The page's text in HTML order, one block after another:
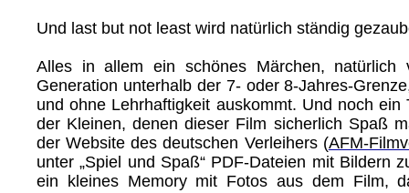
Und last but not least wird natürlich ständig
Alles in allem ein schönes Märchen,
Generation unterhalb der 7- oder 8-Jahres-
und ohne Lehrhaftigkeit auskommt. Und noch ein
der Kleinen, denen dieser Film sicherlich Spaß
der Website des deutschen Verleihers (AFM-
unter „Spiel und Spaß“ PDF-Dateien mit Bildern
ein kleines Memory mit Fotos aus dem Film,